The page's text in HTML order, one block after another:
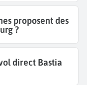
proposent des
?
direct Bastia